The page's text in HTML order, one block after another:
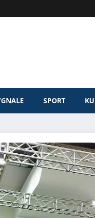
SPORT